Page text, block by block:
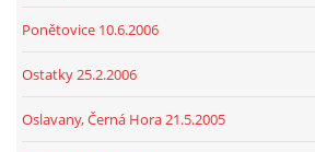
Ponětovice 10.6.2006
Ostatky 25.2.2006
Oslavany, Černá Hora 21.5.2005